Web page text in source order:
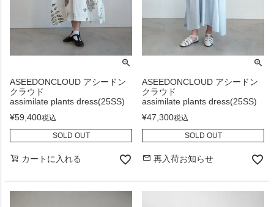
ASEEDONCLOUD アシードン
クラウド
assimilate plants dress(25SS)
¥59,400税込
SOLD OUT
カートに入れる
ASEEDONCLOUD アシードン
クラウド
assimilate plants dress(25SS)
¥47,300税込
SOLD OUT
再入荷お知らせ